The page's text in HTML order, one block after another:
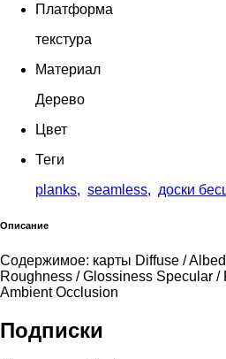
Платформа
текстура
Материал
Дерево
Цвет
Теги
planks, seamless, доски
Описание
Содержимое: карты Diffuse /
Roughness / Glossiness Specular
Ambient Occlusion
Подписки